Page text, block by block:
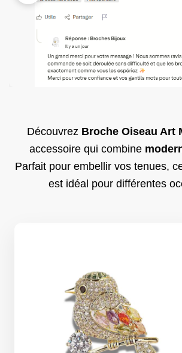
Découvrez Broche Oiseau Art
accessoire qui combine
Parfait pour embellir vos tenues,
est idéal pour différentes